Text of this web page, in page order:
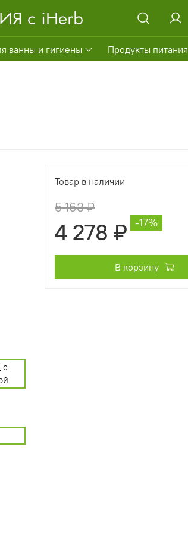
ванны и гигиены
Продукты питания
с
Товар в наличии
5 163 ₽
4 278 ₽ -17%
В корзину